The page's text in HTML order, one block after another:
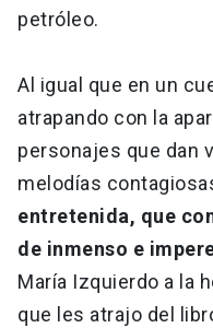
petróleo.
Al igual que en un
atrapando con la
personajes que dan
melodías
entretenida, que
de inmenso e
María Izquierdo a la
que les atrajo del